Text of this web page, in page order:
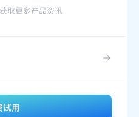
取更多产品资讯
试用